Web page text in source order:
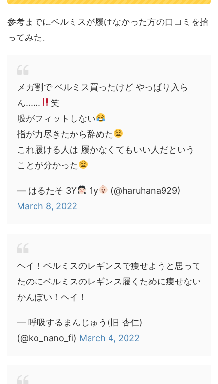
参考までにベルミスが履けなかった方の口コミを拾
ってみた。
メガ割で ベルミス買ったけど やっぱり入ら
ん......
笑
股がフィットしない
指が力尽きたから辞めた
これ履ける人は 履かなくてもいい人だという
ことが分かった
— はるたそ 3Y 1y
(@haruhana929)
March 8, 2022
ヘイ！ベルミスのレギンスで痩せようと思って
たのにベルミスのレギンス履くために痩せない
かんぽい！ヘイ！
— 呼吸するまんじゅう(旧 杏仁)
(@ko_nano_fi) March 4, 2022